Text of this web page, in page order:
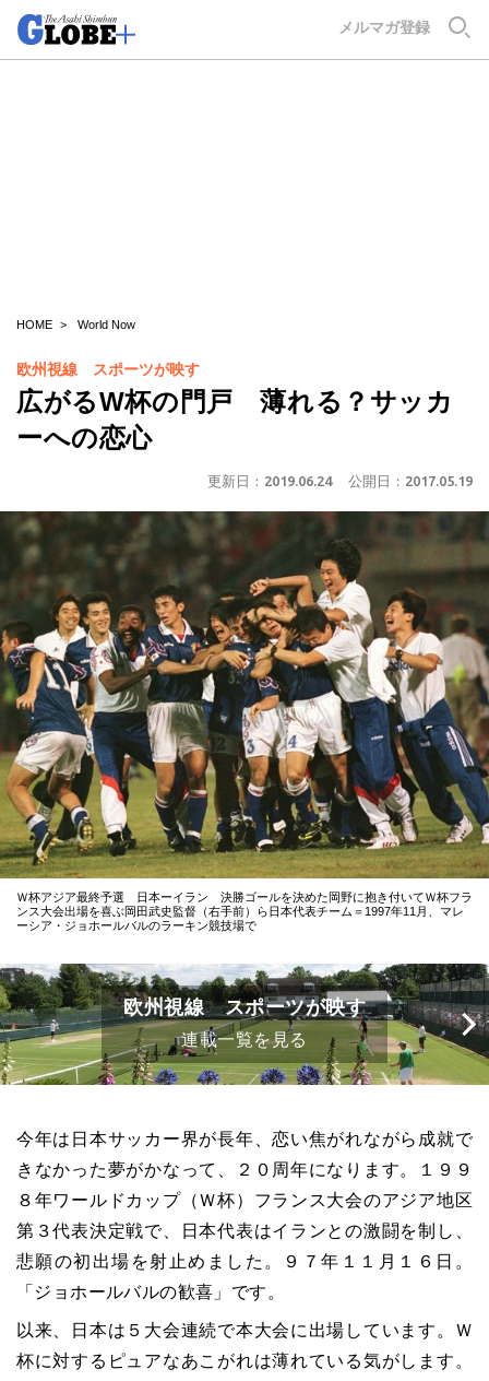
メルマガ登録
HOME World Now
欧州視線 スポーツが映す
広がるW杯の門戸 薄れる？サッカ
ーへの恋心
更新日： 2019.06.24 公開日： 2017.05.19
Ｗ杯アジア最終予選 日本ーイラン 決勝ゴールを決めた岡野に抱き付いてＷ杯フラ
ンス大会出場を喜ぶ岡田武史監督（右手前）ら日本代表チーム＝1997年11月、マレ
ーシア・ジョホールバルのラーキン競技場で
欧州視線 スポーツが映す
連載一覧を見る
今年は日本サッカー界が長年、恋い焦がれながら成就で
きなかった夢がかなって、２０周年になります。１９９
８年ワールドカップ（Ｗ杯）フランス大会のアジア地区
第３代表決定戦で、日本代表はイランとの激闘を制し、
悲願の初出場を射止めました。９７年１１月１６日。
「ジョホールバルの歓喜」です。
以来、日本は５大会連続で本大会に出場しています。Ｗ
杯に対するピュアなあこがれは薄れている気がします。